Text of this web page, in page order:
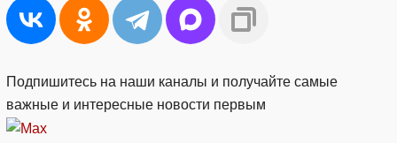
Подпишитесь на наши каналы и получайте самые
важные и интересные новости первым